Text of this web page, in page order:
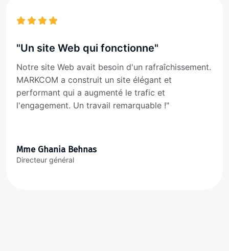
"Un site Web qui fonctionne"
Notre site Web avait besoin d'un rafraîchissement.
MARKCOM a construit un site élégant et
performant qui a augmenté le trafic et
l'engagement. Un travail remarquable !"
Mme Ghania Behnas
Directeur général